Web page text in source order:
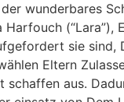
wunderbares
Harfouch (“Lara”),
sie sind,
Eltern
schaffen aus.